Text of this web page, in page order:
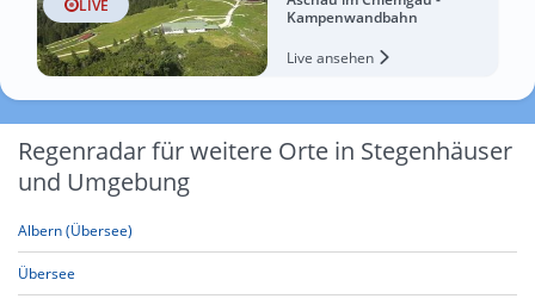
LIVE
Kampenwandbahn
Live ansehen
Regenradar für weitere Orte in Stegenhäuser
und Umgebung
Albern (Übersee)
Übersee